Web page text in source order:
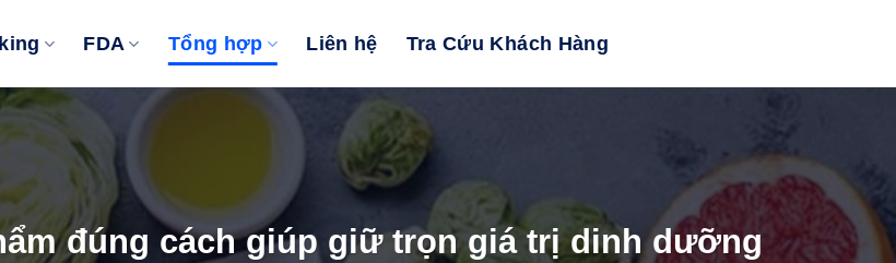
FDA Tổng hợp Liên hệ Tra Cứu Khách Hàng
đúng cách giúp giữ trọn giá trị dinh dưỡng